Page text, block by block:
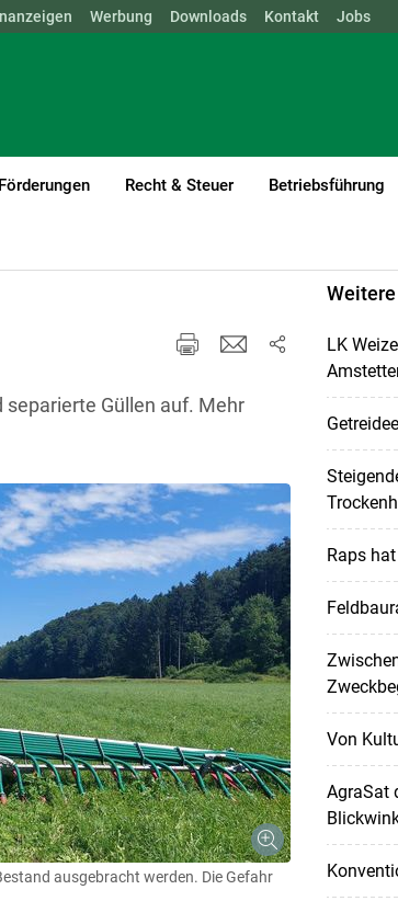
TIROL VBG WIEN
Werbung Downloads Kontakt Jobs
Förderungen Recht & Steuer Betriebsführung
Güllen auf. Mehr
ausgebracht werden. Die Gefahr
LK
Raps
Von
AgraSat